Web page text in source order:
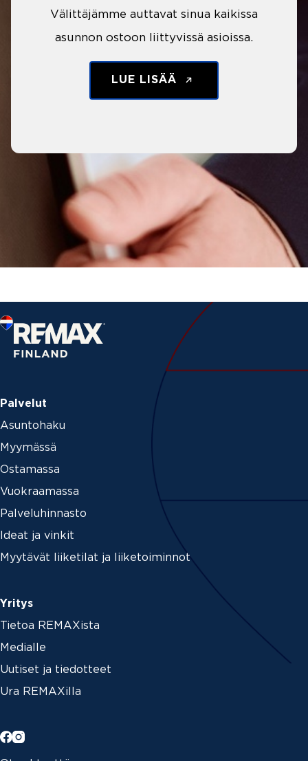
Välittäjämme auttavat sinua kaikissa
asunnon ostoon liittyvissä asioissa.
LUE LISÄÄ
Palvelut
Asuntohaku
Myymässä
Ostamassa
Vuokraamassa
Palveluhinnasto
Ideat ja vinkit
Myytävät liiketilat ja liiketoiminnot
Yritys
Tietoa REMAXista
Medialle
Uutiset ja tiedotteet
Ura REMAXilla